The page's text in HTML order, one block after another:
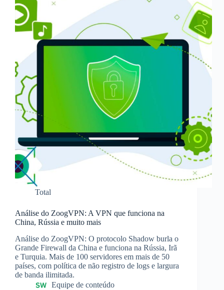
Total
Análise do ZoogVPN: A VPN que funciona na
China, Rússia e muito mais
Análise do ZoogVPN: O protocolo Shadow burla o
Grande Firewall da China e funciona na Rússia, Irã
e Turquia. Mais de 100 servidores em mais de 50
países, com política de não registro de logs e largura
de banda ilimitada.
Equipe de conteúdo